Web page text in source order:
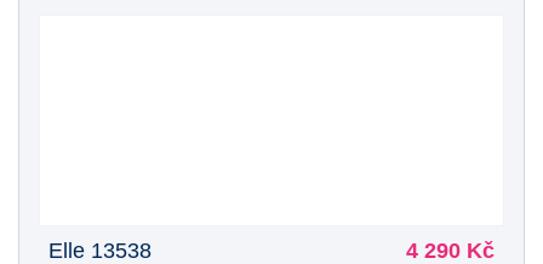
Elle 13538 4 290 Kč